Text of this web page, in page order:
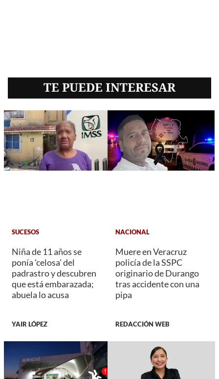
TE PUEDE INTERESAR
SUCESOS
Niña de 11 años se
ponía 'celosa' del
padrastro y descubren
que está embarazada;
abuela lo acusa
YAIR LÓPEZ
NACIONAL
Muere en Veracruz
policía de la SSPC
originario de Durango
tras accidente con una
pipa
REDACCIÓN WEB